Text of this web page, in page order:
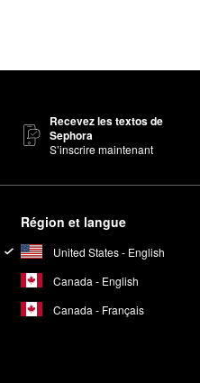
Recevez les textos de
Sephora
S’inscrire maintenant
Région et langue
United States - English
Canada - English
Canada - Français